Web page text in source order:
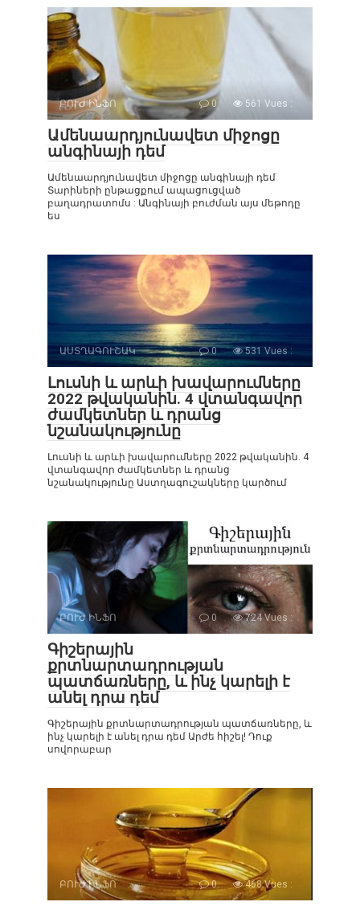
ԲՈՒԺ ԻՆՖՈ 0 561 Vues :
Ամենաարդյունավետ միջոցը
անգինայի դեմ
Ամենաարդյունավետ միջոցը անգինայի դեմ
Տարիների ընթացքում ապացուցված
բաղադրատոմս : Անգինայի բուժման այս մեթոդը
ես
ԱՍՏՂԱԳՈՒՇԱԿ 0 531 Vues :
Լուսնի և արևի խավարումները
2022 թվականին. 4 վտանգավոր
ժամկետներ և դրանց
նշանակությունը
Լուսնի և արևի խավարումները 2022 թվականին. 4
վտանգավոր ժամկետներ և դրանց
նշանակությունը Աստղագուշակները կարծում
ԲՈՒԺ ԻՆՖՈ 0 724 Vues :
Գիշերային
քրտնարտադրության
պատճառները, և ինչ կարելի է
անել դրա դեմ
Գիշերային քրտնարտադրության պատճառները, և
ինչ կարելի է անել դրա դեմ Արժե հիշել! Դուք
սովորաբար
ԲՈՒԺ ԻՆՖՈ 0 468 Vues :